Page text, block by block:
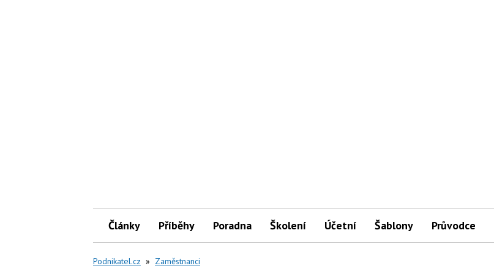
Články Příběhy Poradna Školení Účetní Šablony Průvodce
Podnikatel.cz » Zaměstnanci